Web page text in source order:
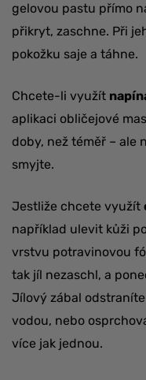
gelovou pastu přímo
přikryt, zaschne. Při
pokožku saje a táhne.
Chcete-li využít
aplikaci obličejové
doby, než téměř – ale
smyjte.
Jestliže chcete využít
například ulevit kůži
vrstvu potravinovou
tak jíl nezaschl, a
Jílový zábal
vodou, nebo
více jak jednou.